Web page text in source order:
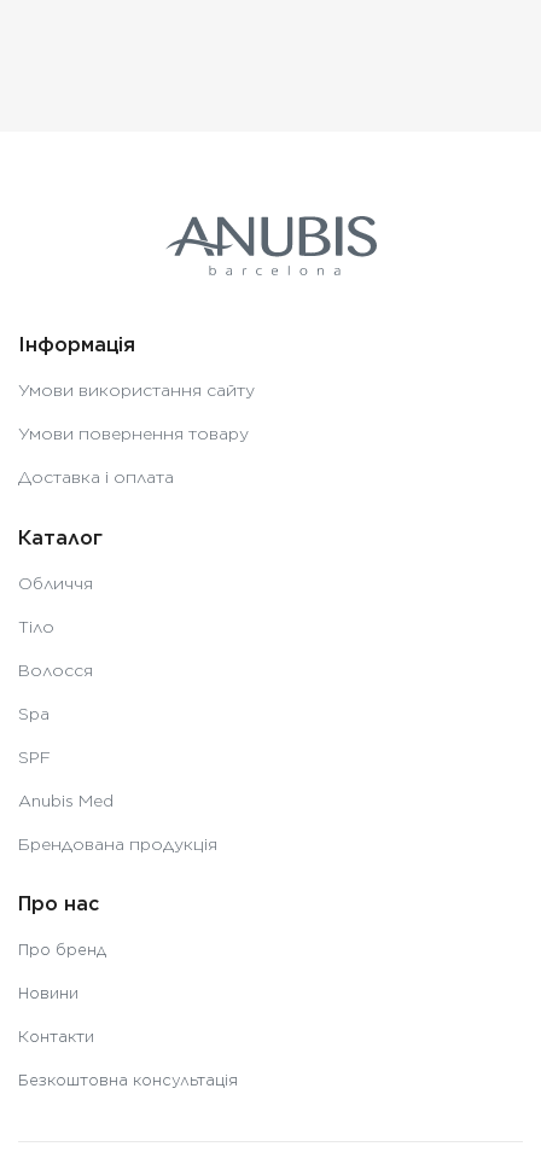
Інформація
Умови використання сайту
Умови повернення товару
Доставка і оплата
Каталог
Обличчя
Тіло
Волосся
Spa
SPF
Anubis Med
Брендована продукція
Про нас
Про бренд
Новини
Контакти
Безкоштовна консультація